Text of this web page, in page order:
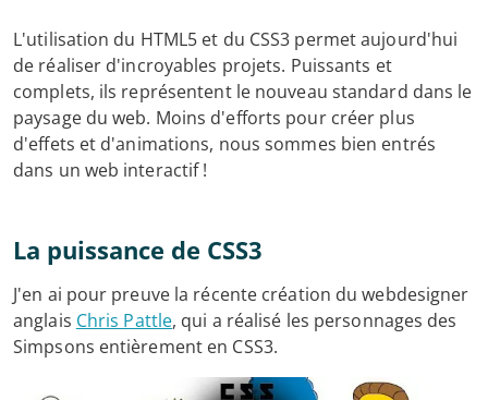
L'utilisation du HTML5 et du CSS3 permet aujourd'hui
de réaliser d'incroyables projets. Puissants et
complets, ils représentent le nouveau standard dans le
paysage du web. Moins d'efforts pour créer plus
d'effets et d'animations, nous sommes bien entrés
dans un web interactif !
La puissance de CSS3
J'en ai pour preuve la récente création du webdesigner
anglais Chris Pattle, qui a réalisé les personnages des
Simpsons entièrement en CSS3.